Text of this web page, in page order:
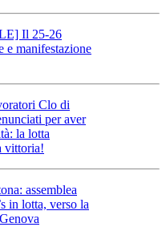
Il 25-26
e manifestazione
Clo di
per aver
la lotta
vittoria!
assemblea
in lotta, verso la